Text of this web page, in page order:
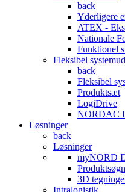
back
Yderligere
ATEX -
Nationale
Funktionel
Fleksibel
back
Fleksibel
Produktsæt
LogiDrive
NORDAC
Løsninger
back
Løsninger
myNORD
3D
Intralogistik